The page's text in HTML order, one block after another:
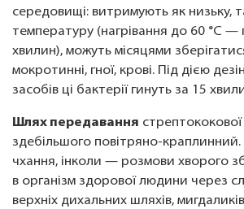
середовищі: витримують як низьку,
температуру (нагрівання до 60 °С —
хвилин), можуть місяцями
мокротинні, гної, крові. Під дією
засобів ці бактерії гинуть за 15
Шлях передавання стрептококової
здебільшого повітряно-
чхання, інколи — розмови хворого
в організм здорової людини через
верхніх дихальних шляхів,